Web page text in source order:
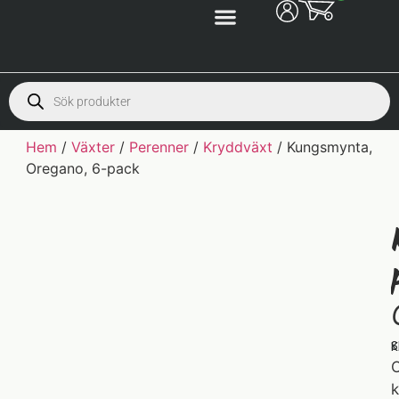
Hem /Växter / Perenner / Kryddväxt / Kungsmynta,
Oregano, 6-pack